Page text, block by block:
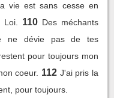
vie est sans cesse en
110 Des méchants
ne dévie pas de tes
pour toujours mon
coeur. 112 J'ai pris la
pour toujours.